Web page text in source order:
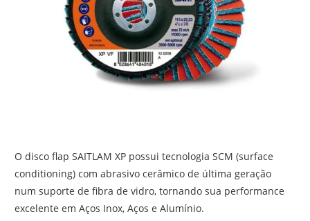
O disco flap SAITLAM XP possui tecnologia SCM (surface
conditioning) com abrasivo cerâmico de última geração
num suporte de fibra de vidro, tornando sua performance
excelente em Aços Inox, Aços e Alumínio.